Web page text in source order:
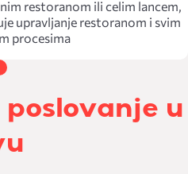
upravljanje restoranom i svim
procesima